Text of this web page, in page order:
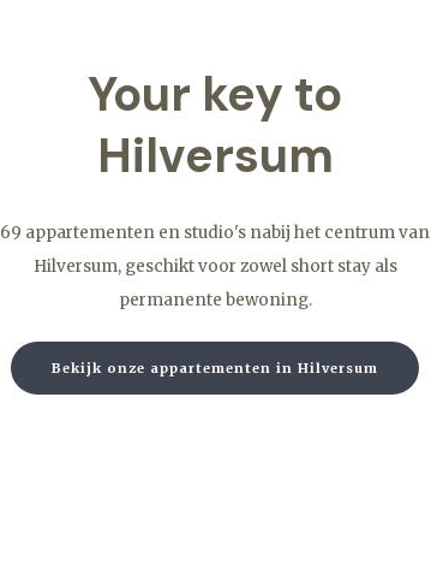
Your key to
Hilversum
69 appartementen en studio's nabij het centrum van
Hilversum, geschikt voor zowel short stay als
permanente bewoning.
Bekijk onze appartementen in Hilversum